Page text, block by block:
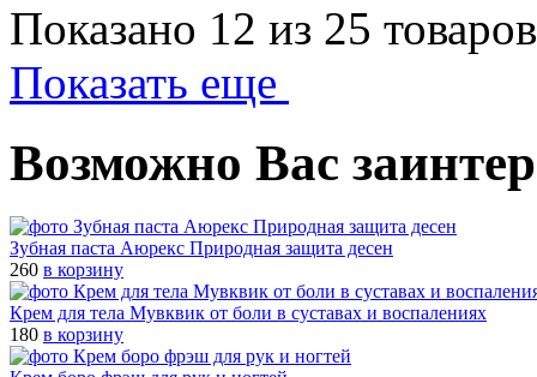
Показано 12 из 25 товаров
Показать еще
Возможно Вас
Зубная паста Аюрекс Природная защита десен
260 в корзину
Крем для тела Мувквик от боли в суставах и воспалениях
180 в корзину